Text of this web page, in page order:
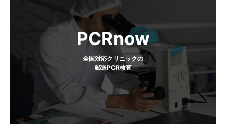
ョ
PCRnow
全国対応クリニックの
郵送PCR検査